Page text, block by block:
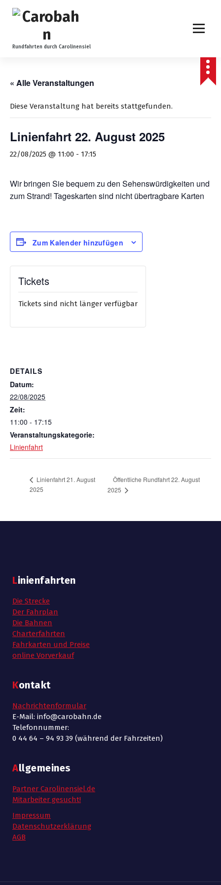
Rundfahrten durch Carolinensiel
« Alle Veranstaltungen
Diese Veranstaltung hat bereits stattgefunden.
Linienfahrt 22. August 2025
22/08/2025 @ 11:00 - 17:15
Wir bringen Sie bequem zu den Sehenswürdigkeiten und
zum Strand! Tageskarten sind nicht übertragbare Karten
Zum Kalender hinzufügen
DETAILS
Datum:
22/08/2025
Zeit:
11:00 - 17:15
Veranstaltungskategorie:
Linienfahrt
Tickets
Tickets sind nicht länger verfügbar
Linienfahrt 21. August
2025
Öffentliche Rundfahrt 22. August
2025
Linienfahrten
Die Strecke
Der Fahrplan
Die Bahnen
Charterfahrten
Fahrkarten und Preise
online Vorverkauf
Kontakt
Nachrichtenformular
E-Mail: info@carobahn.de
Telefonnummer:
0 44 64 – 94 93 39 (während der Fahrzeiten)
Allgemeines
Partner Carolinensiel.de
Mitarbeiter gesucht!
Impressum
Datenschutzerklärung
AGB